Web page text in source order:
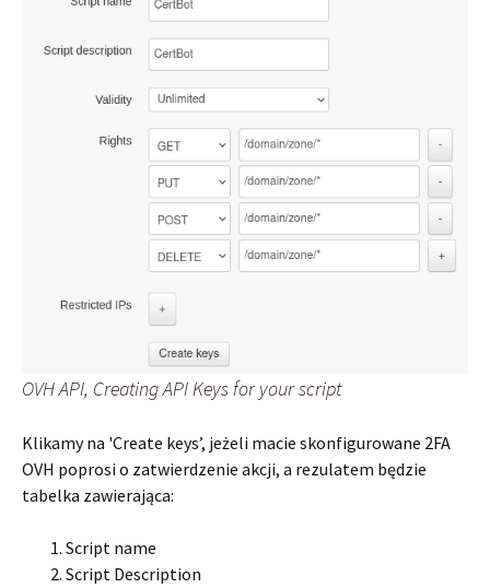
OVH API, Creating API Keys for your script
Klikamy na 'Create keys’, jeżeli macie skonfigurowane 2FA
OVH poprosi o zatwierdzenie akcji, a rezulatem będzie
tabelka zawierająca:
Script name
Script Description